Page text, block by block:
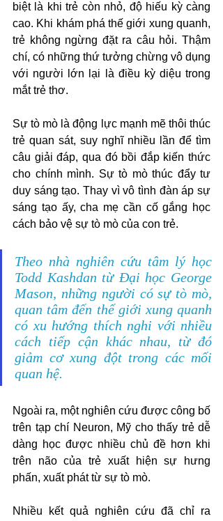
biệt là khi trẻ còn nhỏ, độ hiếu kỳ càng
cao. Khi khám phá thế giới xung quanh,
trẻ không ngừng đặt ra câu hỏi. Thậm
chí, có những thứ tưởng chừng vô dụng
với người lớn lại là điều kỳ diệu trong
mắt trẻ thơ.
Sự tò mò là động lực mạnh mẽ thôi thúc
trẻ quan sát, suy nghĩ nhiều lần để tìm
câu giải đáp, qua đó bồi đắp kiến thức
cho chính mình. Sự tò mò thúc đẩy tư
duy sáng tạo. Thay vì vô tình đàn áp sự
sáng tạo ấy, cha mẹ cần cố gắng học
cách bảo vệ sự tò mò của con trẻ.
Theo nhà nghiên cứu tâm lý học
Todd Kashdan từ Đại học George
Mason, những người có sự tò mò,
quan tâm đến thế giới xung quanh
có xu hướng thích nghi với nhiều
cách tiếp cận khác nhau, từ đó
giảm cơ xung đột trong các mối
quan hệ.
Ngoài ra, một nghiên cứu được công bố
trên tạp chí Neuron, Mỹ cho thấy trẻ dễ
dàng học được nhiều chủ đề hơn khi
trên não của trẻ xuất hiện sự hưng
phấn, xuất phát từ sự tò mò.
Nhiều kết quả nghiên cứu đã chỉ ra